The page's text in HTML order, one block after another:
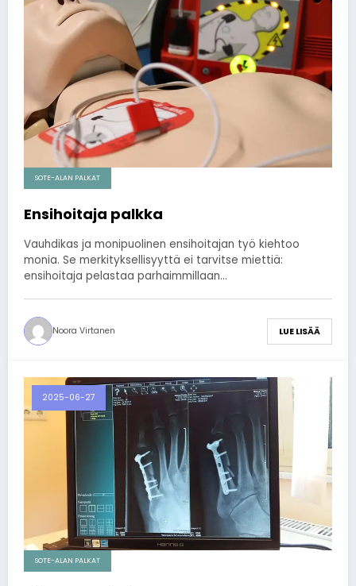
SOTE-ALAN PALKAT
Ensihoitaja palkka
Vauhdikas ja monipuolinen ensihoitajan työ kiehtoo
monia. Se merkityksellisyyttä ei tarvitse miettiä:
ensihoitaja pelastaa parhaimmillaan…
Noora Virtanen LUE LISÄÄ
2025-06-27
SOTE-ALAN PALKAT